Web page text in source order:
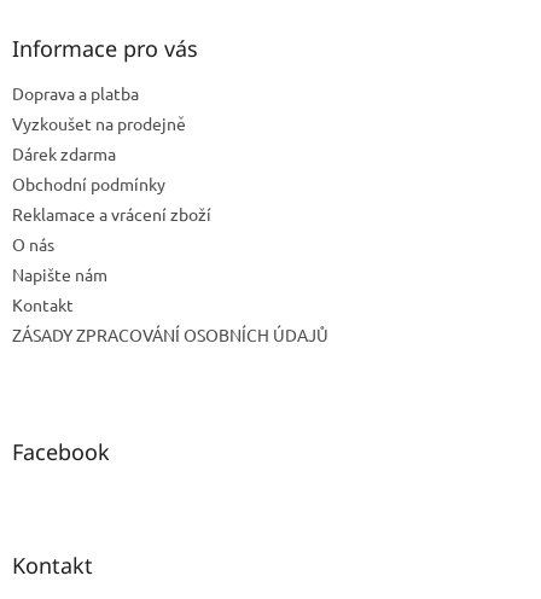
Informace pro vás
Doprava a platba
Vyzkoušet na prodejně
Dárek zdarma
Obchodní podmínky
Reklamace a vrácení zboží
O nás
Napište nám
Kontakt
ZÁSADY ZPRACOVÁNÍ OSOBNÍCH ÚDAJŮ
Facebook
Kontakt